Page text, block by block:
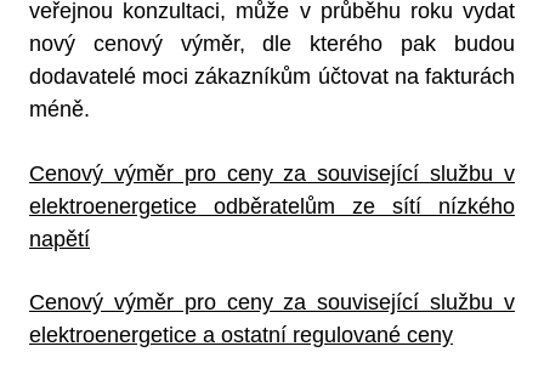
veřejnou konzultaci, může v průběhu roku vydat
nový cenový výměr, dle kterého pak budou
dodavatelé moci zákazníkům účtovat na fakturách
méně.
Cenový výměr pro ceny za související službu v
elektroenergetice odběratelům ze sítí nízkého
napětí
Cenový výměr pro ceny za související službu v
elektroenergetice a ostatní regulované ceny